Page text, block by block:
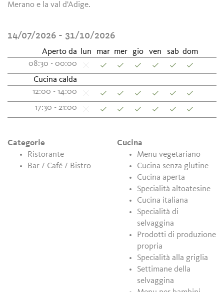
Merano e la val d'Adige.
14/07/2026 - 31/10/2026
Aperto da lun mar mer gio ven sab dom
08:30 - 00:00
Cucina calda
12:00 - 14:00
17:30 - 21:00
Categorie
Ristorante
Bar / Café / Bistro
Cucina
Menu vegetariano
Cucina senza glutine
Cucina aperta
Specialità altoatesine
Cucina italiana
Specialità di
selvaggina
Prodotti di produzione
propria
Specialità alla griglia
Settimane della
selvaggina